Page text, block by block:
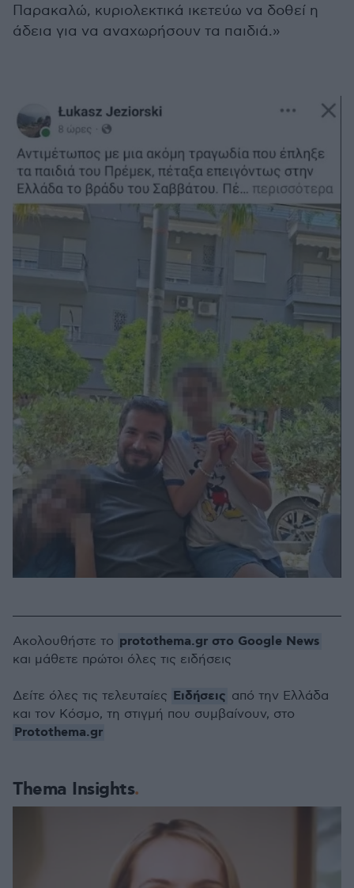
Παρακαλώ, κυριολεκτικά ικετεύω να δοθεί η
άδεια για να αναχωρήσουν τα παιδιά.»
Thema Insights
Ακολουθήστε το protothema.gr στο Google News
και μάθετε πρώτοι όλες τις ειδήσεις
Δείτε όλες τις τελευταίες Ειδήσεις από την Ελλάδα
και τον Κόσμο, τη στιγμή που συμβαίνουν, στο
Protothema.gr